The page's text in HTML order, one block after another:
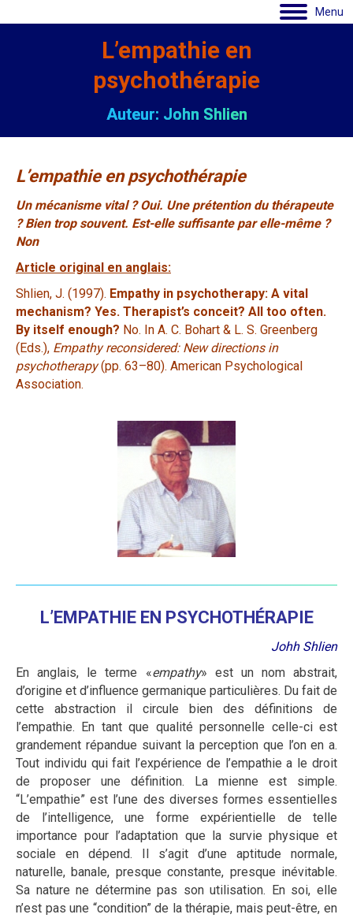
Menu
L’empathie en
psychothérapie
Auteur: John Shlien
L’empathie en psychothérapie
Un mécanisme vital ? Oui. Une prétention du thérapeute
? Bien trop souvent. Est-elle suffisante par elle-même ?
Non
Article original en anglais:
Shlien, J. (1997). Empathy in psychotherapy: A vital
mechanism? Yes. Therapist’s conceit? All too often.
By itself enough? No. In A. C. Bohart & L. S. Greenberg
(Eds.), Empathy reconsidered: New directions in
psychotherapy(pp. 63–80). American Psychological
Association.
L’EMPATHIE EN PSYCHOTHÉRAPIE
Johh Shlien
En anglais, le terme «empathy» est un nom abstrait,
d’origine et d’influence germanique particulières. Du fait de
cette abstraction il circule bien des définitions de
l’empathie. En tant que qualité personnelle celle-ci est
grandement répandue suivant la perception que l’on en a.
Tout individu qui fait l’expérience de l’empathie a le droit
de proposer une définition. La mienne est simple.
“L’empathie” est l’une des diverses formes essentielles
de l’intelligence, une forme expérientielle de telle
importance pour l’adaptation que la survie physique et
sociale en dépend. Il s’agit d’une aptitude normale,
naturelle, banale, presque constante, presque inévitable.
Sa nature ne détermine pas son utilisation. En soi, elle
n’est pas une “condition” de la thérapie, mais peut-être, en